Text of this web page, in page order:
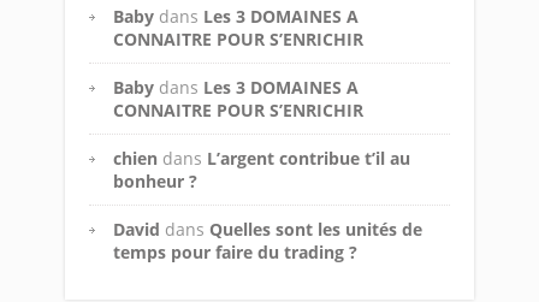
Baby dans Les 3 DOMAINES A
CONNAITRE POUR S’ENRICHIR
Baby dans Les 3 DOMAINES A
CONNAITRE POUR S’ENRICHIR
chien dans L’argent contribue t’il au
bonheur ?
David dans Quelles sont les unités de
temps pour faire du trading ?